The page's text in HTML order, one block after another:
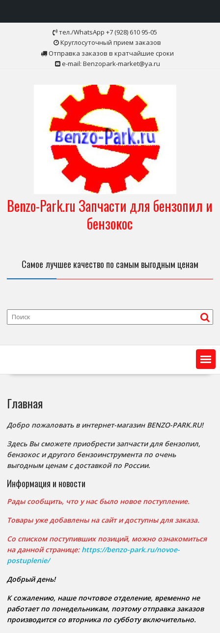
тел./WhatsApp +7 (928) 610 95-05
Круглосуточный прием заказов
Отправка заказов в кратчайшие сроки
e-mail: Benzopark-market@ya.ru
Benzo-Park.ru Запчасти для бензопил и
бензокос
Самое лучшее качество по самым выгодным ценам
Главная
Добро пожаловать в интернет-магазин BENZO-PARK.RU!
Здесь Вы сможете приобрести запчасти для бензопил,
бензокос и другого бензоинструмента по очень
выгодным ценам с доставкой по России.
Информация и новости
Рады сообщить, что у нас было новое поступление.
Товары уже добавлены на сайт и доступны для заказа.
Со списком поступивших позиций, можно ознакомиться
на данной странице: https://benzo-park.ru/novoe-
postuplenie/
Добрый день!
К сожалению, наше почтовое отделение, временно не
работает по понедельникам, поэтому отправка заказов
производится со вторника по субботу включительно.